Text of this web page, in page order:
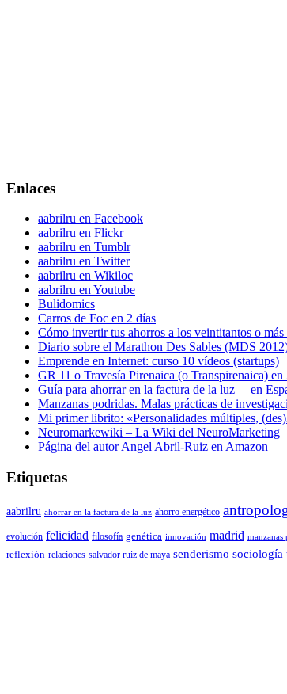
Enlaces
aabrilru en Facebook
aabrilru en Flickr
aabrilru en Tumblr
aabrilru en Twitter
aabrilru en Wikiloc
aabrilru en Youtube
Bulidomics
Carros de Foc en 2 días
Cómo invertir tus ahorros a los veintitantos o
Diario sobre el Marathon Des Sables (MDS
Emprende en Internet: curso 10 vídeos (startups)
GR 11 o Travesía Pirenaica (o Transpirenaica) en
Guía para ahorrar en la factura de la luz —en
Manzanas podridas. Malas prácticas de
Mi primer librito: «Personalidades múltiples,
Neuromarkewiki – La Wiki del NeuroMarketing
Página del autor Angel Abril-Ruiz en Amazon
Etiquetas
aabrilru ahorrar en la factura de la luz ahorro energético
evolución felicidad filosofía genética innovación madrid manzanas
reflexión relaciones salvador ruiz de maya senderismo sociología